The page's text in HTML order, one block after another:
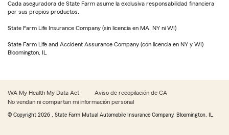
Cada aseguradora de State Farm asume la exclusiva responsabilidad financiera
por sus propios productos.
State Farm Life Insurance Company (sin licencia en MA, NY ni WI)
State Farm Life and Accident Assurance Company (con licencia en NY y WI)
Bloomington, IL
WA My Health My Data Act
Aviso de recopilación de CA
No vendan ni compartan mi información personal
© Copyright 2026 , State Farm Mutual Automobile Insurance Company, Bloomington, IL